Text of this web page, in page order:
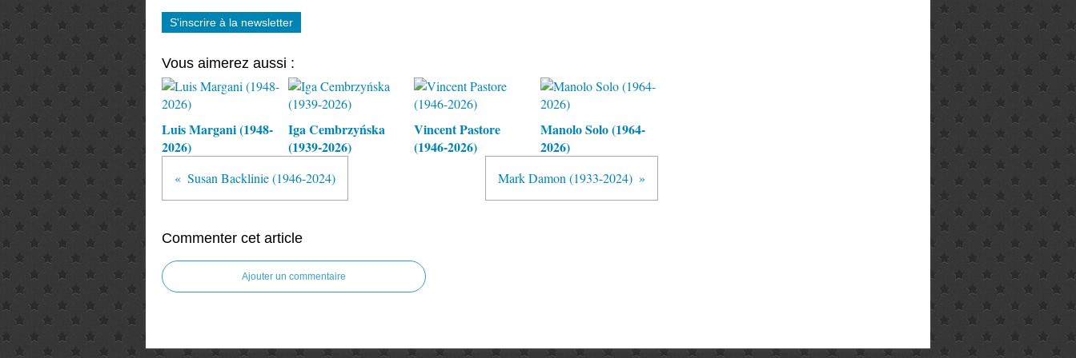
S'inscrire à la newsletter
Vous aimerez aussi :
Luis Margani (1948-
2026)
Iga Cembrzyńska
(1939-2026)
Vincent Pastore
(1946-2026)
Manolo Solo (1964-
2026)
Susan Backlinie (1946-2024) Mark Damon (1933-2024)
Commenter cet article
Ajouter un commentaire